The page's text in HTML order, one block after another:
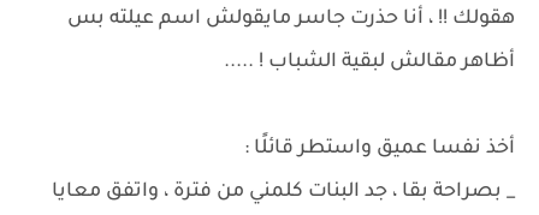
هقولك !! ، أنا حذرت جاسر مايقولش اسم عيلته بس
أظاهر مقالش لبقية الشباب ! .....
أخذ نفسا عميق واستطر قائلًا :
_ بصراحة بقا ، جد البنات كلمني من فترة ، واتفق معايا